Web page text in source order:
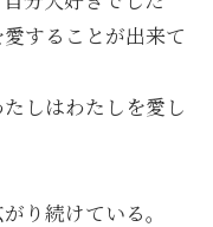
することが出来て
しはわたしを愛し
り続けている。